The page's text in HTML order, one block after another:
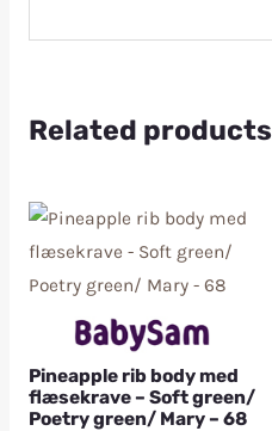
Related products
Pineapple rib body med
flæsekrave – Soft green/
Poetry green/ Mary – 68